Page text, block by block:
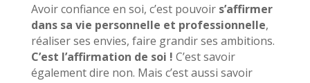
Avoir confiance en soi, c’est pouvoir s’affirmer
dans sa vie personnelle et professionnelle,
réaliser ses envies, faire grandir ses ambitions.
C’est l’affirmation de soi ! C’est savoir
également dire non. Mais c’est aussi savoir